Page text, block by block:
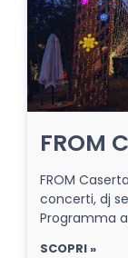
FROM
FROM
concerti, dj
Programma
SCOPRI »